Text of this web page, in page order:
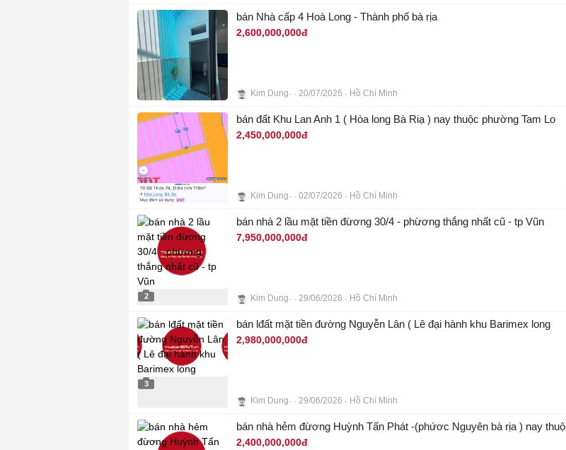
bán Nhà cấp 4 Hoà Long - Thành phố bà rịa
2,600,000,000đ
Kim Dung 20/07/2026 Hồ Chí Minh
bán đất Khu Lan Anh 1 ( Hòa long Bà Riạ ) nay thuộc phường Tam Lo
2,450,000,000đ
Kim Dung 02/07/2026 Hồ Chí Minh
2
bán nhà 2 lầu mặt tiền đừơng 30/4 - phừơng thắng nhất cũ - tp Vũn
7,950,000,000đ
Kim Dung 29/06/2026 Hồ Chí Minh
3
bán lđất mặt tiền đường Nguyễn Lân ( Lê đại hành khu Barimex long
2,980,000,000đ
Kim Dung 29/06/2026 Hồ Chí Minh
bán nhà hẻm đừơng Huỳnh Tấn Phát -(phứơc Nguyên bà rịa ) nay thuộ
2,400,000,000đ